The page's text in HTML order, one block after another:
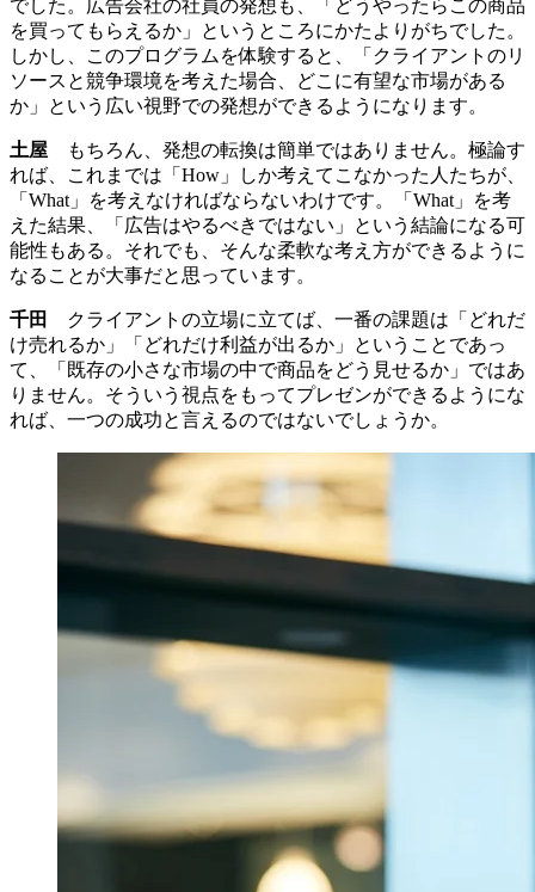
でした。広告会社の社員の発想も、「どうやったらこの商品
を買ってもらえるか」というところにかたよりがちでした。
しかし、このプログラムを体験すると、「クライアントのリ
ソースと競争環境を考えた場合、どこに有望な市場がある
か」という広い視野での発想ができるようになります。
土屋 もちろん、発想の転換は簡単ではありません。極論す
れば、これまでは「How」しか考えてこなかった人たちが、
「What」を考えなければならないわけです。「What」を考
えた結果、「広告はやるべきではない」という結論になる可
能性もある。それでも、そんな柔軟な考え方ができるように
なることが大事だと思っています。
千田
クライアントの立場に立てば、一番の課題は「どれだ
け売れるか」「どれだけ利益が出るか」ということであっ
て、「既存の小さな市場の中で商品をどう見せるか」ではあ
りません。そういう視点をもってプレゼンができるようにな
れば、一つの成功と言えるのではないでしょうか。